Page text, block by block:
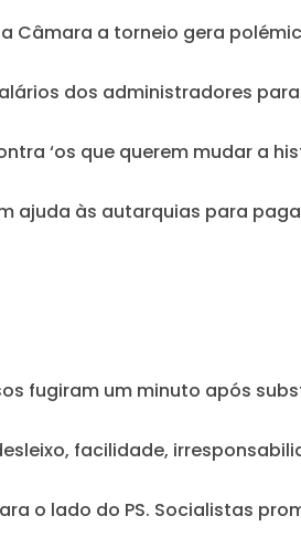
Câmara a torneio gera
dos administradores
‘os que querem mudar a
ajuda às autarquias para
fugiram um minuto após
facilidade,
o lado do PS. Socialistas